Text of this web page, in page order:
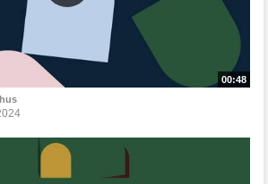
00:48